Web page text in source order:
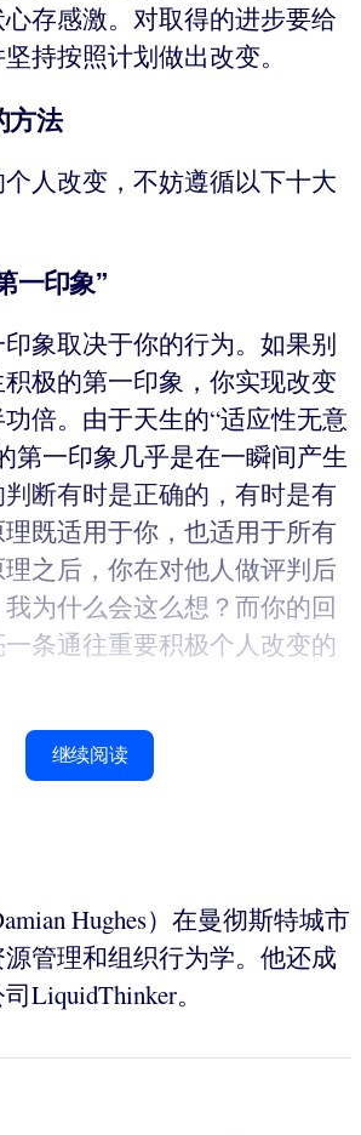
存感激。对取得的进步要给
持按照计划做出改变。
方法
人改变，不妨遵循以下十大
一印象”
象取决于你的行为。如果别
极的第一印象，你实现改变
倍。由于天生的“适应性无意
第一印象几乎是在一瞬间产生
断有时是正确的，有时是有
既适用于你，也适用于所有
之后，你在对他人做评判后
为什么会这么想？而你的回
条通往重要积极个人改变的
继续阅读
Hughes）在曼彻斯特城市
管理和组织行为学。他还成
LiquidThinker。